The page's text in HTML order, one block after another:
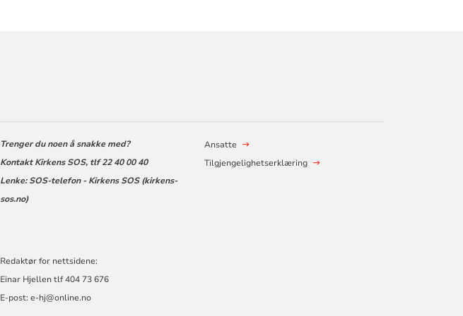
Trenger du noen å snakke med?
Kontakt Kirkens SOS, tlf 22 40 00 40
Lenke:SOS-telefon - Kirkens SOS (kirkens-
sos.no)
Redaktør for nettsidene:
Einar Hjellen tlf 404 73 676
E-post:e-hj@online.no
Ansatte
Tilgjengelighetserklæring